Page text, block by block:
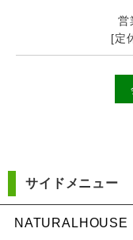
営
[定
サイドメニュー